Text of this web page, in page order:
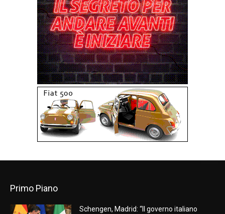
Primo Piano
Schengen, Madrid: “Il governo italiano